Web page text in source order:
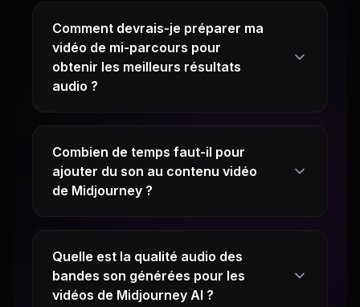
Comment devrais-je préparer ma
vidéo de mi-parcours pour
obtenir les meilleurs résultats
audio ?
Combien de temps faut-il pour
ajouter du son au contenu vidéo
de Midjourney ?
Quelle est la qualité audio des
bandes son générées pour les
vidéos de Midjourney AI ?